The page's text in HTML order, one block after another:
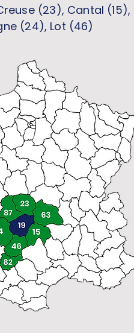
(23), Cantal (15),
(24), Lot (46)